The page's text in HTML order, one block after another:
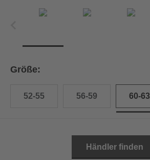
Größe:
52-55 56-59 60-63
Händler finden